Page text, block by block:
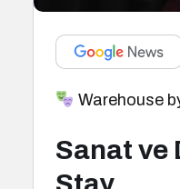
Warehouse
Sanat ve